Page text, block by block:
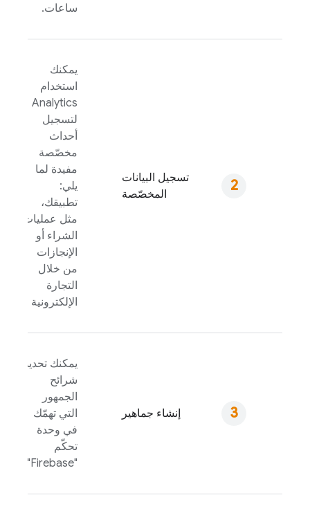
ساعات.
تسجيل البيانات
المخصّصة
يمكنك
استخدام
Analytics
لتسجيل
أحداث
مخصّصة
مفيدة لما
يلي:
تطبيقك،
مثل عمليات
الشراء أو
الإنجازات
من خلال
التجارة
الإلكترونية
إنشاء جماهير
يمكنك تحديد
شرائح
الجمهور
التي تهمّك
في وحدة
تحكّم
"
Firebase
"